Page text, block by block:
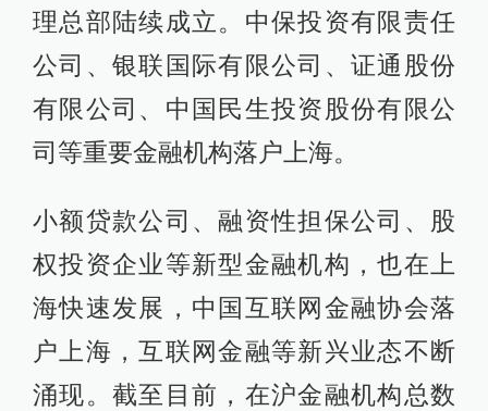
理总部陆续成立。中保投资有限责任
公司、银联国际有限公司、证通股份
有限公司、中国民生投资股份有限公
司等重要金融机构落户上海。
小额贷款公司、融资性担保公司、股
权投资企业等新型金融机构，也在上
海快速发展，中国互联网金融协会落
户上海，互联网金融等新兴业态不断
涌现。截至目前，在沪金融机构总数